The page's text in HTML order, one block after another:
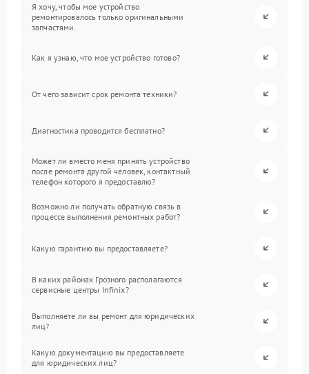
Я хочу, чтобы мое устройство
ремонтировалось только оригинальными
запчастями.
Как я узнаю, что мое устройство готово?
От чего зависит срок ремонта техники?
Диагностика проводится бесплатно?
Может ли вместо меня принять устройство
после ремонта другой человек, контактный
телефон которого я предоставлю?
Возможно ли получать обратную связь в
процессе выполнения ремонтных работ?
Какую гарантию вы предоставляете?
В каких районах Грозного располагаются
сервисные центры Infinix?
Выполняете ли вы ремонт для юридических
лиц?
Какую документацию вы предоставляете
для юридических лиц?